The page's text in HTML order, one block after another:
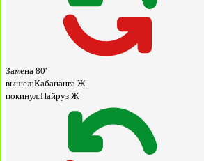
Замена 80'
вышел:Кабананга Ж
покинул:Пайруз Ж